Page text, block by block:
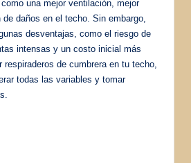
una mejor ventilación, mejor
daños en el techo. Sin embargo,
desventajas, como el riesgo de
intensas y un costo inicial más
de cumbrera en tu techo,
todas las variables y tomar